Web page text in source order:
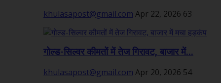
khulasapost@gmail.com Apr 22, 2026 63
गोल्ड-सिल्वर कीमतों में तेज गिरावट, बाजार में...
khulasapost@gmail.com Apr 20, 2026 54